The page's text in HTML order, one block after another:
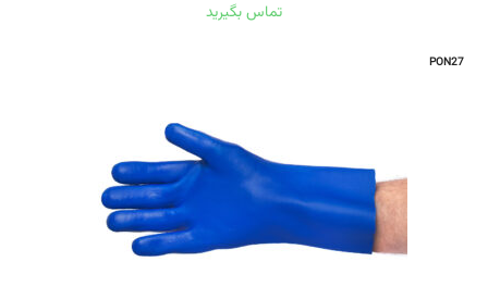
تماس بگیرید
PON27